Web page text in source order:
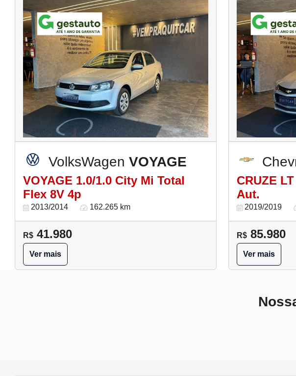
VolksWagen VOYAGE
VOYAGE 1.0/1.0 City Mi Total
Flex 8V 4p
2013/2014 162.265 km
R$ 41.980
Ver mais
CRUZE
Aut.
2019/2019
R$ 85.980
Ver mais